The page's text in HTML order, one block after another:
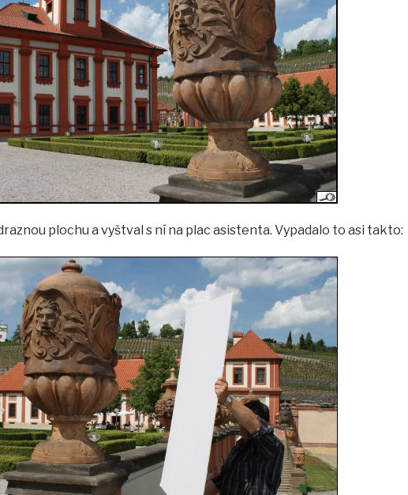
plochu a vyštval s ní na plac asistenta. Vypadalo to asi takto: